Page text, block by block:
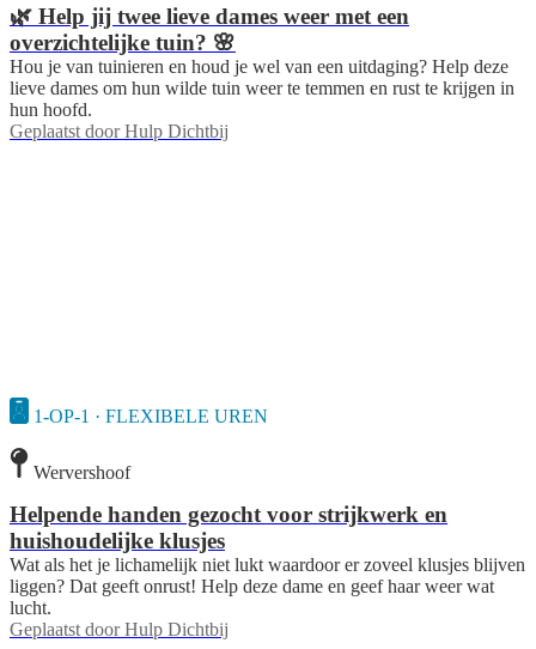
🌿 Help jij twee lieve dames weer met een
overzichtelijke tuin? 🌸
Hou je van tuinieren en houd je wel van een uitdaging? Help deze
lieve dames om hun wilde tuin weer te temmen en rust te krijgen in
hun hoofd.
Geplaatst door Hulp Dichtbij
1-OP-1 · FLEXIBELE UREN
Wervershoof
Helpende handen gezocht voor strijkwerk en
huishoudelijke klusjes
Wat als het je lichamelijk niet lukt waardoor er zoveel klusjes blijven
liggen? Dat geeft onrust! Help deze dame en geef haar weer wat
lucht.
Geplaatst door Hulp Dichtbij